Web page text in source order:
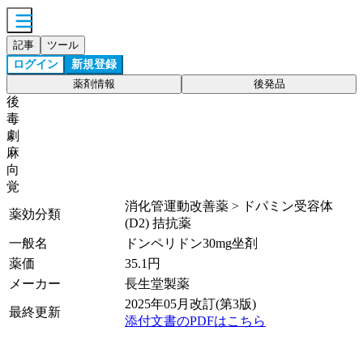
記事 ツール
ログイン 新規登録
薬剤情報 後発品
後
毒
劇
麻
向
覚
薬効分類
消化管運動改善薬 > ドパミン受容体
(D2) 拮抗薬
一般名
ドンペリドン30mg坐剤
薬価
35.1 円
メーカー
長生堂製薬
最終更新
2025年05月改訂(第3版)
添付文書のPDFはこちら